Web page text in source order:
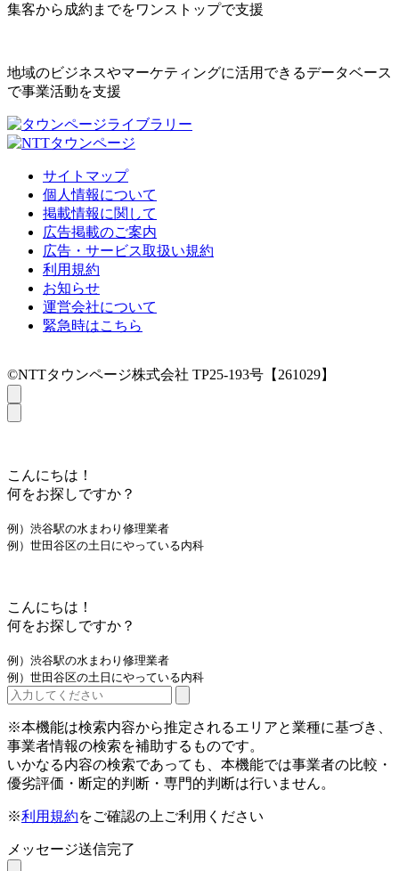
集客から成約までをワンストップで支援
地域のビジネスやマーケティングに活用できるデータベース
で事業活動を支援
サイトマップ
個人情報について
掲載情報に関して
広告掲載のご案内
広告・サービス取扱い規約
利用規約
お知らせ
運営会社について
緊急時はこちら
©NTTタウンページ株式会社 TP25-193号【261029】
こんにちは！
何をお探しですか？
例）渋谷駅の水まわり修理業者
例）世田谷区の土日にやっている内科
こんにちは！
何をお探しですか？
例）渋谷駅の水まわり修理業者
例）世田谷区の土日にやっている内科
※本機能は検索内容から推定されるエリアと業種に基づき、
事業者情報の検索を補助するものです。
いかなる内容の検索であっても、本機能では事業者の比較・
優劣評価・断定的判断・専門的判断は行いません。
※利用規約をご確認の上ご利用ください
メッセージ送信完了